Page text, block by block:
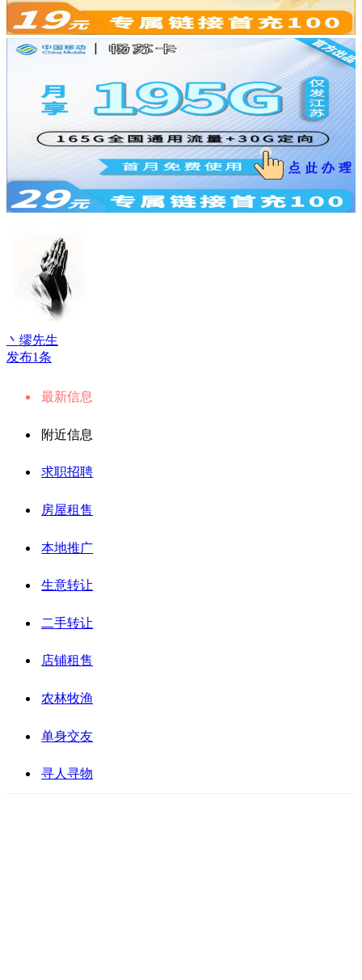
丶缪先生
发布1条
最新信息
附近信息
求职招聘
房屋租售
本地推广
生意转让
二手转让
店铺租售
农林牧渔
单身交友
寻人寻物